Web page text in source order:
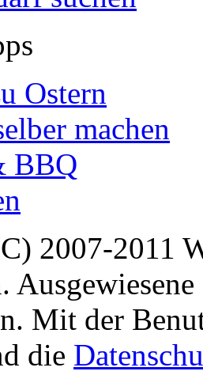
Ostern
machen
BBQ
2007-2011
Mit der
die